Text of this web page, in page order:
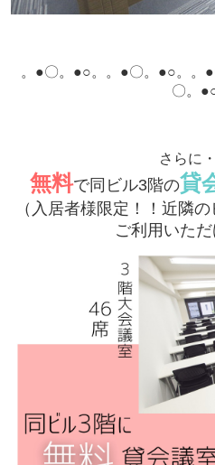
。●〇。●○。 。●〇。●○。 。
〇。
さらに
無料で同ビル3階の貸
（入居者様限定！！近隣
ご利用いただ